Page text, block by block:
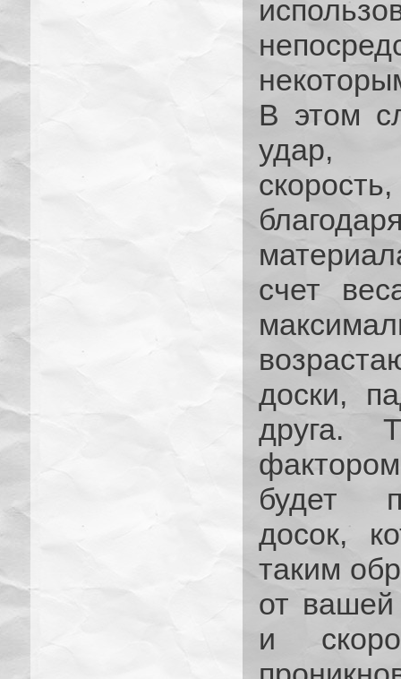
В этом
удар,
счет
доски,
друга.
будет
досок,
таким
от вашей
и